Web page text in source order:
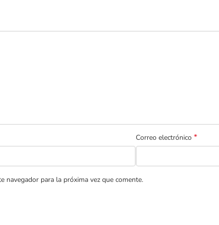
Correo electrónico *
navegador para la próxima vez que comente.